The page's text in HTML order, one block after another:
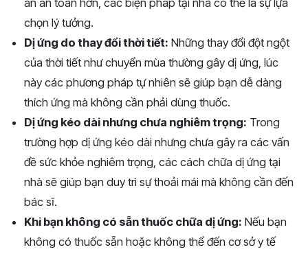
án an toàn hơn, các biện pháp tại nhà có thể là sự lựa
chọn lý tưởng.
Dị ứng do thay đổi thời tiết: Những thay đổi đột ngột
của thời tiết như chuyển mùa thường gây dị ứng, lúc
này các phương pháp tự nhiên sẽ giúp bạn dễ dàng
thích ứng mà không cần phải dùng thuốc.
Dị ứng kéo dài nhưng chưa nghiêm trọng: Trong
trường hợp dị ứng kéo dài nhưng chưa gây ra các vấn
đề sức khỏe nghiêm trọng, các cách chữa dị ứng tại
nhà sẽ giúp bạn duy trì sự thoải mái mà không cần đến
bác sĩ.
Khi bạn không có sẵn thuốc chữa dị ứng: Nếu bạn
không có thuốc sẵn hoặc không thể đến cơ sở y tế